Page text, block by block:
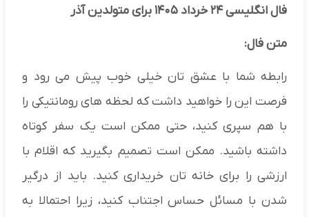
فال انگلیسی ۲۴ خرداد ۱۴۰۵ برای متولدین آذر
متن فال:
رابطه شما با عشق تان خیلی خوب پیش می رود و
فرصت این را خواهید داشت که لحظه های رومانتیکی را
با هم سپری کنید، حتی ممکن است یک سفر کوتاه
داشته باشید. ممکن است تصمیم بگیرید که اقلام با
ارزشی را برای خانه تان خریداری کنید. باید از درگیر
شدن با مسائل حساس اجتناب کنید، زیرا احتمالا به